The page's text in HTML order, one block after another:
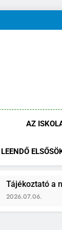
AZ
LEENDŐ
a nyári